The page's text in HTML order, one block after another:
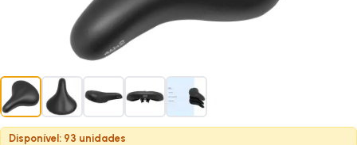
Disponível: 93 unidades